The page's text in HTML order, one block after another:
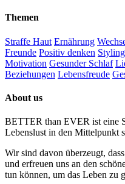
Themen
Straffe Haut Ernährung
Freunde Positiv denken Styling
Motivation Gesunder Schlaf
Beziehungen Lebensfreude
About us
BETTER than EVER ist eine
Lebenslust in den Mittelpunkt
Wir sind davon überzeugt,
und erfreuen uns an den
tun können, um das Leben zu